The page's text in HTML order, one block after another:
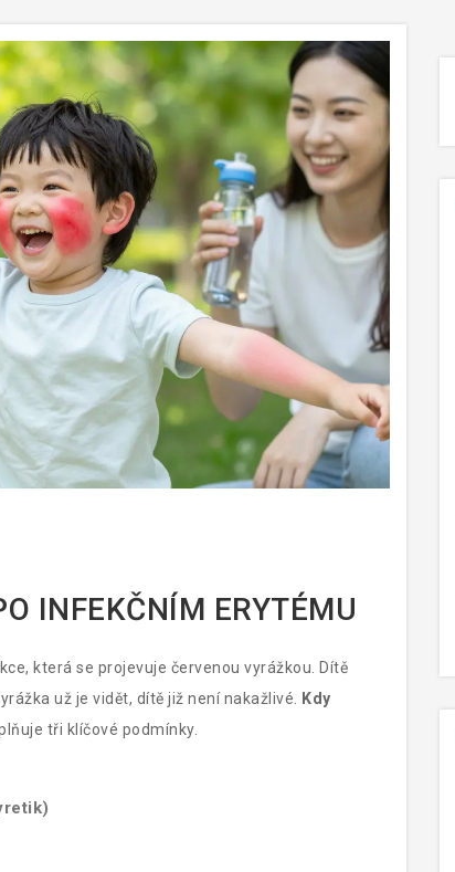
INFEKČNÍM ERYTÉMU
která se projevuje červenou vyrážkou. Dítě
už je vidět, dítě již není nakažlivé.
Kdy
tři klíčové podmínky.